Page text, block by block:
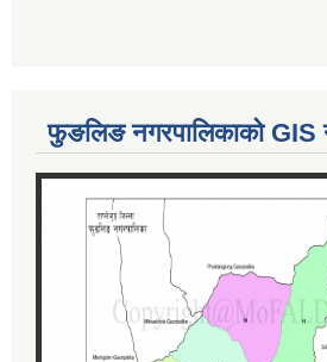
फुङलिङ नगरपालिकाको GIS